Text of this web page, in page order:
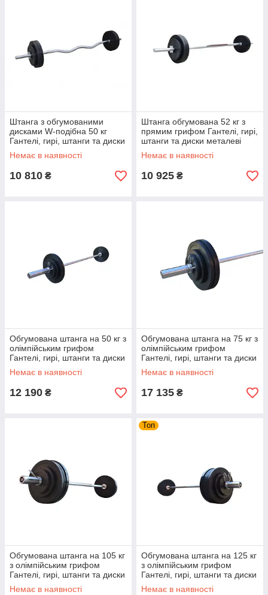
Штанга з обгумованими
дисками W-подібна 50 кг
Гантелі, гирі, штанги та диски
металеві розбірні
Немає в наявності
10 810 ₴
Штанга обгумована 52 кг з
прямим грифом Гантелі, гирі,
штанги та диски металеві
розбірні
Немає в наявності
10 925 ₴
Обгумована штанга на 50 кг з
олімпійським грифом
Гантелі, гирі, штанги та диски
металеві розбірні
Немає в наявності
12 190 ₴
Обгумована штанга на 75 кг з
олімпійським грифом
Гантелі, гирі, штанги та диски
металеві розбірні
Немає в наявності
17 135 ₴
Обгумована штанга на 105 кг
з олімпійським грифом
Гантелі, гирі, штанги та диски
металеві розбірні
Немає в наявності
Топ
Обгумована штанга на 125 кг
з олімпійським грифом
Гантелі, гирі, штанги та диски
металеві розбірні
Немає в наявності